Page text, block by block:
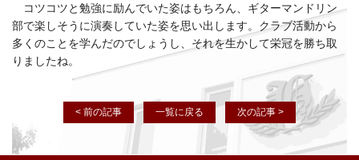
コツコツと勉強に励んでいた姿はもちろん、ギターマンドリン
部で楽しそうに演奏していた姿を思い出します。クラブ活動から
多くのことを学んだのでしょうし、それを生かして栄冠を勝ち取
りましたね。
< 前の記事 一覧に戻る 次の記事 >